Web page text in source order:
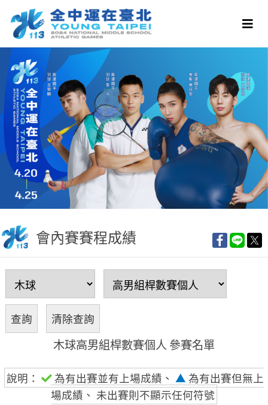
會內賽賽程成績
木球高男組桿數賽個人 參賽名單
說明： 為有出賽並有上場成績、 ▲ 為有出賽但無上
場成績、 未出賽則不顯示任何符號